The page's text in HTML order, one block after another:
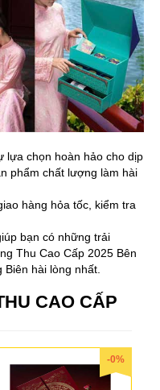
lựa chọn hoàn hảo cho dịp
phẩm chất lượng làm hài
hàng hỏa tốc, kiểm tra
bạn có những trải
Thu Cao Cấp 2025 Bên
hài lòng nhất.
CAO CẤP
-0%